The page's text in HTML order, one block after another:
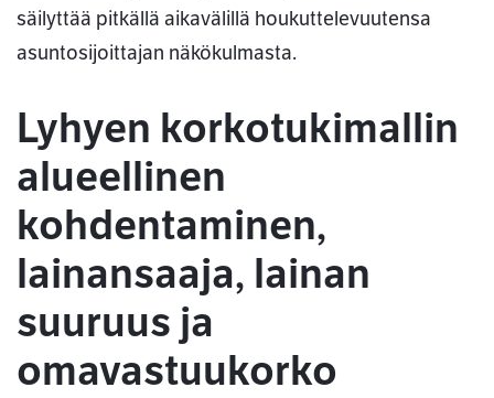
säilyttää pitkällä aikavälillä houkuttelevuutensa
asuntosijoittajan näkökulmasta.
Lyhyen korkotukimallin
alueellinen
kohdentaminen,
lainansaaja, lainan
suuruus ja
omavastuukorko